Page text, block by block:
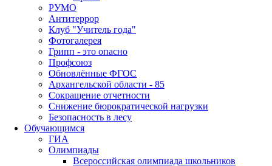
РУМО
Антитеррор
Клуб "Учитель года"
Фотогалерея
Грипп - это опасно
Профсоюз
Обновлённые ФГОС
Архангельской области - 85
Сокращение отчетности
Снижение бюрократической нагрузки
Безопасность в лесу
Обучающимся
ГИА
Олимпиады
Всероссийская олимпиада школьников